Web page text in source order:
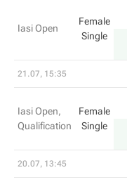
Iasi Open
Female
Single
21.07, 15:35
Iasi Open,
Qualification
Female
Single
20.07, 13:45